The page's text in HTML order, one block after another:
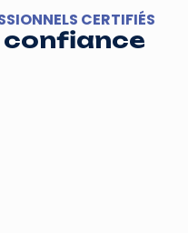
CERTIFIÉS